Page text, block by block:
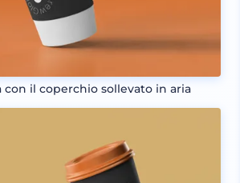
con il coperchio sollevato in aria